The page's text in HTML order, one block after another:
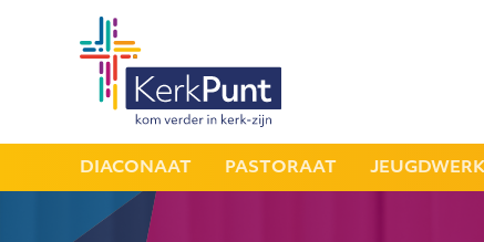
DIACONAAT PASTORAAT